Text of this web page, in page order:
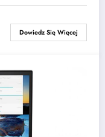
Dowiedz Się Więcej